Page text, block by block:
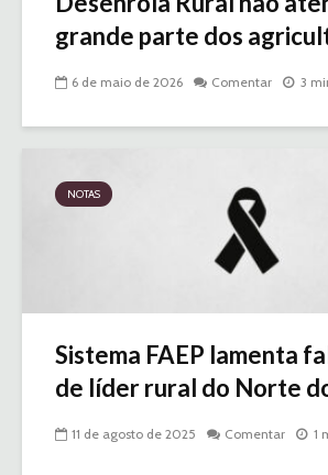
grande parte dos
6 de maio de 2026 Comentar 3
NOTAS
Sistema FAEP lamenta
de líder rural do Norte
11 de agosto de 2025 Comentar 1